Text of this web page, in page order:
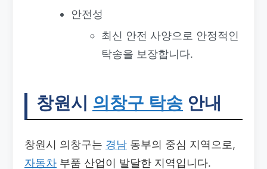
안전성
최신 안전 사양으로 안정적인
탁송을 보장합니다.
창원시 의창구 탁송 안내
창원시 의창구는 경남 동부의 중심 지역으로,
자동차 부품 산업이 발달한 지역입니다.